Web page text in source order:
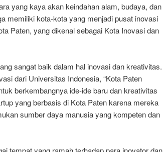
yang kaya akan keindahan alam, budaya, dan
memiliki kota-kota yang menjadi pusat inovasi
Paten, yang dikenal sebagai Kota Inovasi dan
sangat baik dalam hal inovasi dan kreativitas.
dari Universitas Indonesia, “Kota Paten
berkembangnya ide-ide baru dan kreativitas
yang berbasis di Kota Paten karena mereka
sumber daya manusia yang kompeten dan